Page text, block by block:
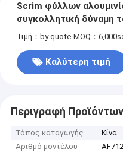
Scrim φύλλων
συγκολλητική δύναμη
Τιμή：by quote MOQ：
Καλύτερη τιμή
Περιγραφή Προϊόντων
Τόπος καταγωγής
Κίνα
Αριθμό μοντέλου